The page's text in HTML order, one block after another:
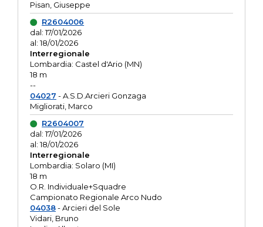
Pisan, Giuseppe
R2604006
dal: 17/01/2026
al: 18/01/2026
Interregionale
Lombardia: Castel d'Ario (MN)
18 m
--
04027 - A.S.D.Arcieri Gonzaga
Migliorati, Marco
R2604007
dal: 17/01/2026
al: 18/01/2026
Interregionale
Lombardia: Solaro (MI)
18 m
O.R. Individuale+Squadre
Campionato Regionale Arco Nudo
04038- Arcieri del Sole
Vidari, Bruno